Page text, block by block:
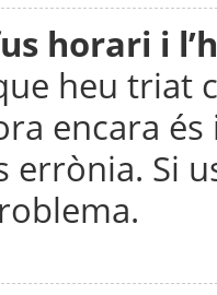
horari i
heu triat
encara
errònia. Si